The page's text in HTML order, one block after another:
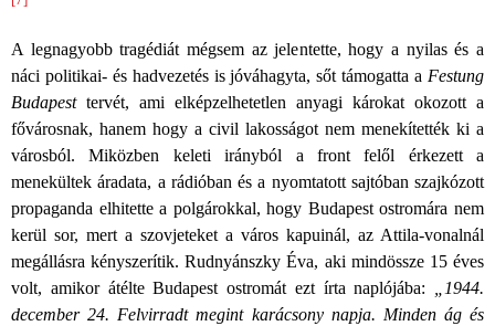
A legnagyobb tragédiát mégsem az jelentette, hogy a nyilas és a
náci politikai- és hadvezetés is jóváhagyta, sőt támogatta a Festung
Budapesttervét, ami elképzelhetetlen anyagi károkat okozott a
fővárosnak, hanem hogy a civil lakosságot nem menekítették ki a
városból. Miközben keleti irányból a front felől érkezett a
menekültek áradata, a rádióban és a nyomtatott sajtóban szajkózott
propaganda elhitette a polgárokkal, hogy Budapest ostromára nem
kerül sor, mert a szovjeteket a város kapuinál, az Attila-vonalnál
megállásra kényszerítik. Rudnyánszky Éva, aki mindössze 15 éves
volt, amikor átélte Budapest ostromát ezt írta naplójába:
„1944.
december 24. Felvirradt megint karácsony napja. Minden ág és